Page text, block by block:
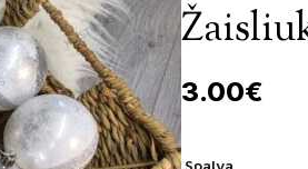
3.00€
Spalva